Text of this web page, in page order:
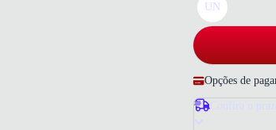
UN
Opções de
Confira o